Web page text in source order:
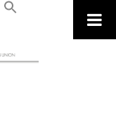
Search